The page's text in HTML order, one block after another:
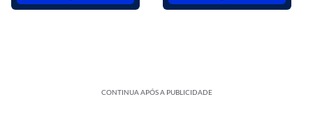
CONTINUA APÓS A PUBLICIDADE